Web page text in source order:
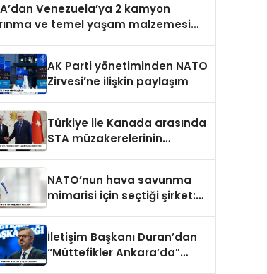
Venezuela’ya 2 kamyon
ve temel yaşam malzemesi
AK Parti yönetiminden NATO
Zirvesi’ne ilişkin paylaşım
Türkiye ile Kanada arasında
STA müzakerelerinin
NATO’nun hava savunma
mimarisi için seçtiği şirket:
İletişim Başkanı Duran’dan
“Müttefikler Ankara’da”